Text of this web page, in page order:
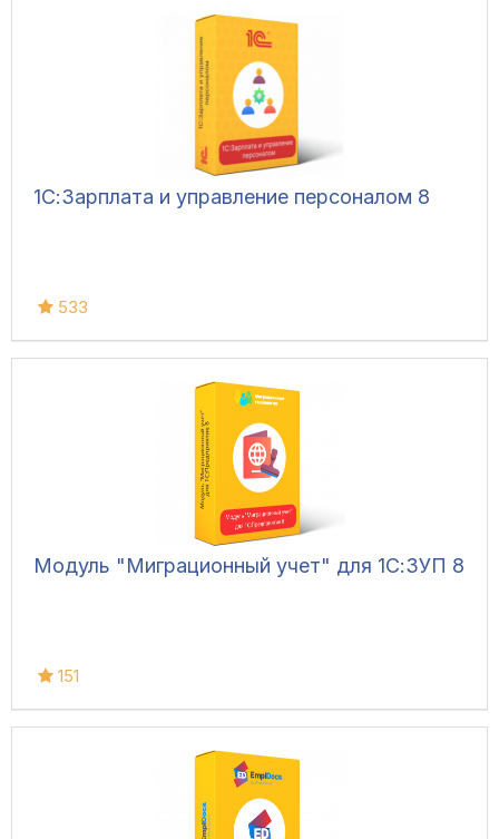
1С:Зарплата и управление персоналом 8
533
Модуль "Миграционный учет" для 1С:ЗУП 8
151